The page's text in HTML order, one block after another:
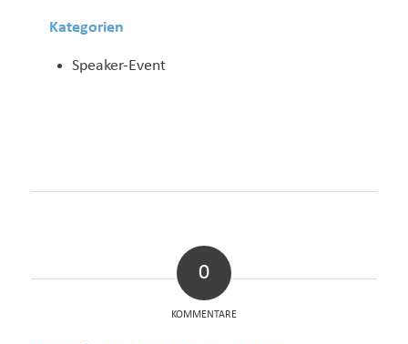
Kategorien
Speaker-Event
0
KOMMENTARE